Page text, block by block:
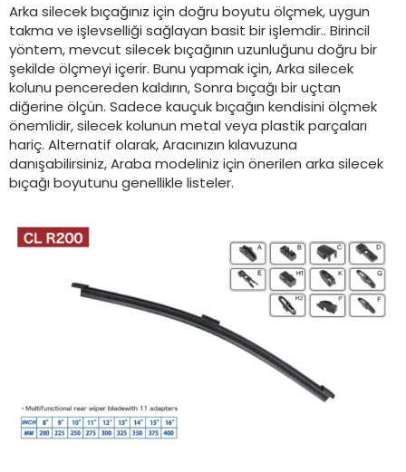
Arka silecek bıçağınız için doğru boyutu ölçmek, uygun
takma ve işlevselliği sağlayan basit bir işlemdir.. Birincil
yöntem, mevcut silecek bıçağının uzunluğunu doğru bir
şekilde ölçmeyi içerir. Bunu yapmak için, Arka silecek
kolunu pencereden kaldırın, Sonra bıçağı bir uçtan
diğerine ölçün. Sadece kauçuk bıçağın kendisini ölçmek
önemlidir, silecek kolunun metal veya plastik parçaları
hariç. Alternatif olarak, Aracınızın kılavuzuna
danışabilirsiniz, Araba modeliniz için önerilen arka silecek
bıçağı boyutunu genellikle listeler.